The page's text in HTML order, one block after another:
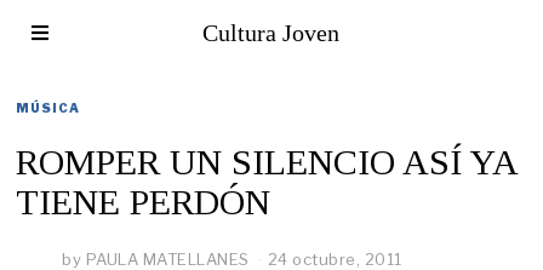
Cultura Joven
MÚSICA
ROMPER UN SILENCIO ASÍ YA
TIENE PERDÓN
by PAULA MATELLANES 24 octubre, 2011